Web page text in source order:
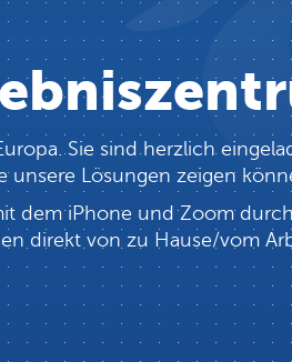
Sie sind herzlich
unsere Lösungen zeigen
dem iPhone und Zoom
direkt von zu Hause/vom